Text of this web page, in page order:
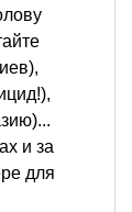
и за
для